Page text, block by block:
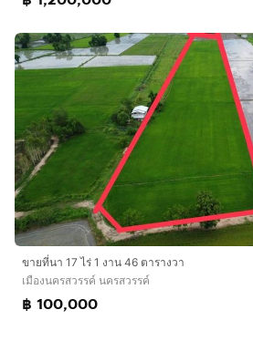
ขายที่นา 17 ไร่ 1 งาน 46 ตารางวา
เมืองนครสวรรค์ นครสวรรค์
฿ 100,000